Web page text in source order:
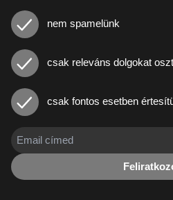
nem spamelünk
csak releváns dolgokat
csak fontos esetben